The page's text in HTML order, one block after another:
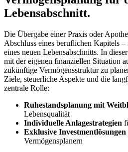
Lebensabschnitt.
Die Übergabe einer Praxis oder
Abschluss eines beruflichen Kapitels
eines neuen Lebensabschnitts. In
mit der eigenen finanziellen Situation
zukünftige Vermögensstruktur zu
Ziele, steuerliche Aspekte und die
zentrale Rolle:
Ruhestandsplanung mit
Lebensqualität
Individuelle Anlagestrategien
Exklusive Investmentlösungen
Vermögensplanern